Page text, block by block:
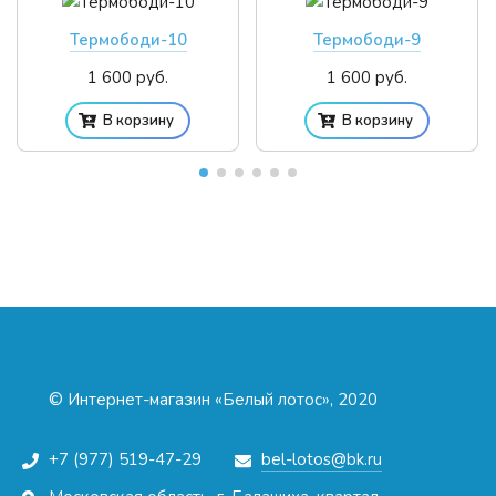
Термободи-10
1 600 руб.
В корзину
Термободи-9
1 600 руб.
В корзину
© Интернет-магазин «Белый лотос», 2020
+7 (977) 519-47-29
bel-lotos@bk.ru